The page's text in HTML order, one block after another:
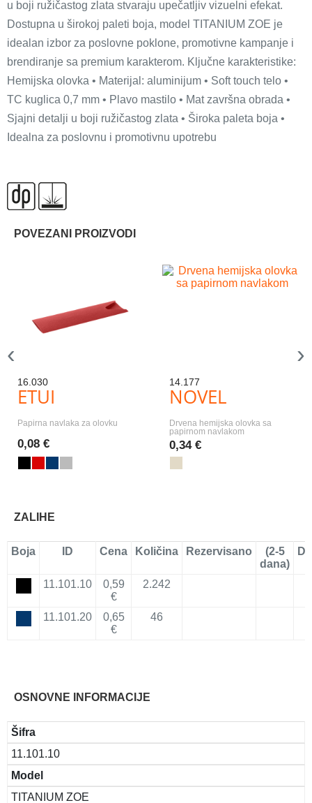
u boji ružičastog zlata stvaraju upečatljiv vizuelni efekat.
Dostupna u širokoj paleti boja, model TITANIUM ZOE je
idealan izbor za poslovne poklone, promotivne kampanje i
brendiranje sa premium karakterom. Ključne karakteristike:
Hemijska olovka • Materijal: aluminijum • Soft touch telo •
TC kuglica 0,7 mm • Plavo mastilo • Mat završna obrada •
Sjajni detalji u boji ružičastog zlata • Široka paleta boja •
Idealna za poslovnu i promotivnu upotrebu
POVEZANI PROIZVODI
16.030
ETUI
Papirna navlaka za olovku
0,08 €
14.177
NOVEL
Drvena hemijska olovka sa
papirnom navlakom
0,34 €
‹ ›
ZALIHE
Boja ID Cena Količina Rezervisano
(2-5
dana)
11.101.10
0,59
€
2.242
11.101.20
0,65
€
46
OSNOVNE INFORMACIJE
Šifra
11.101.10
Model
TITANIUM ZOE